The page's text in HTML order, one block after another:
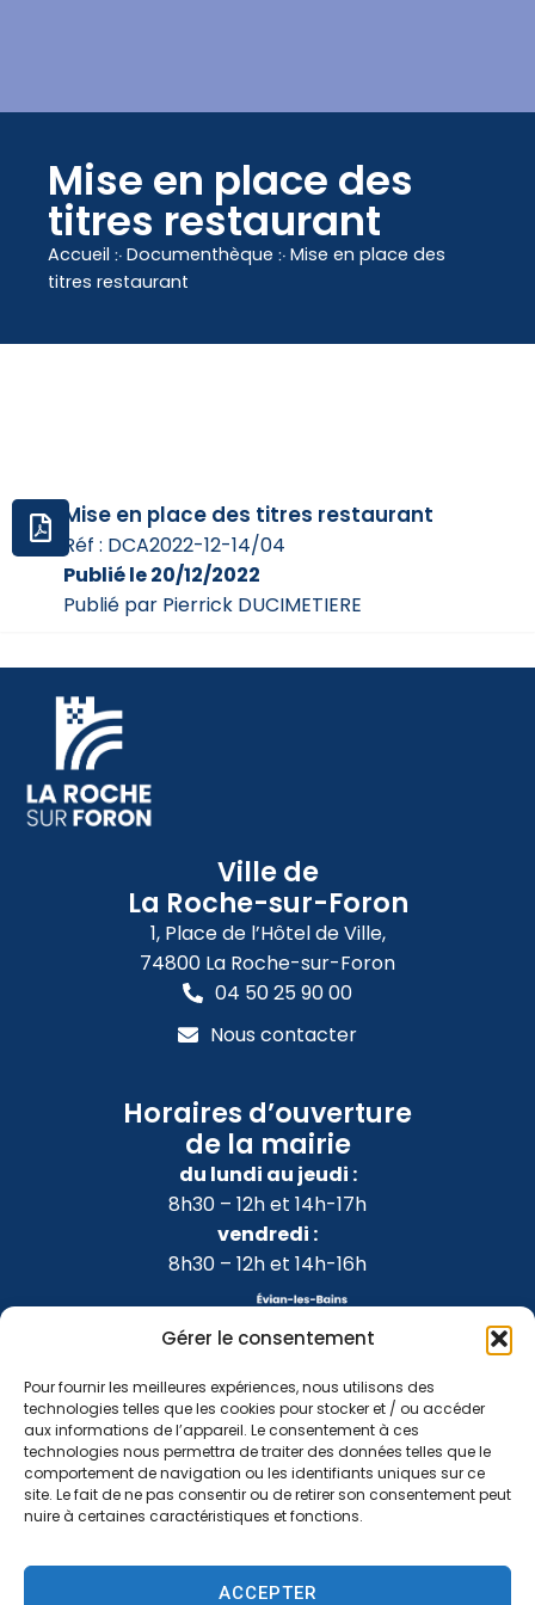
Gérer le consentement
Pour fournir les meilleures expériences, nous utilisons des
technologies telles que les cookies pour stocker et / ou accéder
aux informations de l’appareil. Le consentement à ces
technologies nous permettra de traiter des données telles que le
comportement de navigation ou les identifiants uniques sur ce
site. Le fait de ne pas consentir ou de retirer son consentement peut
nuire à certaines caractéristiques et fonctions.
ACCEPTER
Mise en place des
titres restaurant
Accueil ჻ Documenthèque ჻ Mise en place des
titres restaurant
Mise en place des titres restaurant
Réf : DCA2022-12-14/04
Publié le 20/12/2022
Publié par Pierrick DUCIMETIERE
Ville de
La Roche-sur-Foron
1, Place de l’Hôtel de Ville,
74800 La Roche-sur-Foron
04 50 25 90 00
Nous contacter
Horaires d’ouverture
de la mairie
du lundi au jeudi :
8h30 – 12h et 14h-17h
vendredi :
8h30 – 12h et 14h-16h
Confidentialité